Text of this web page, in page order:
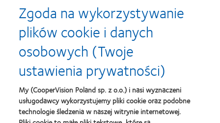
Zgoda na wykorzystywanie
plików cookie i danych
osobowych (Twoje
ustawienia prywatności)
My (CooperVision Poland sp. z o.o.) i nasi wyznaczeni
usługodawcy wykorzystujemy pliki cookie oraz podobne
technologie śledzenia w naszej witrynie internetowej.